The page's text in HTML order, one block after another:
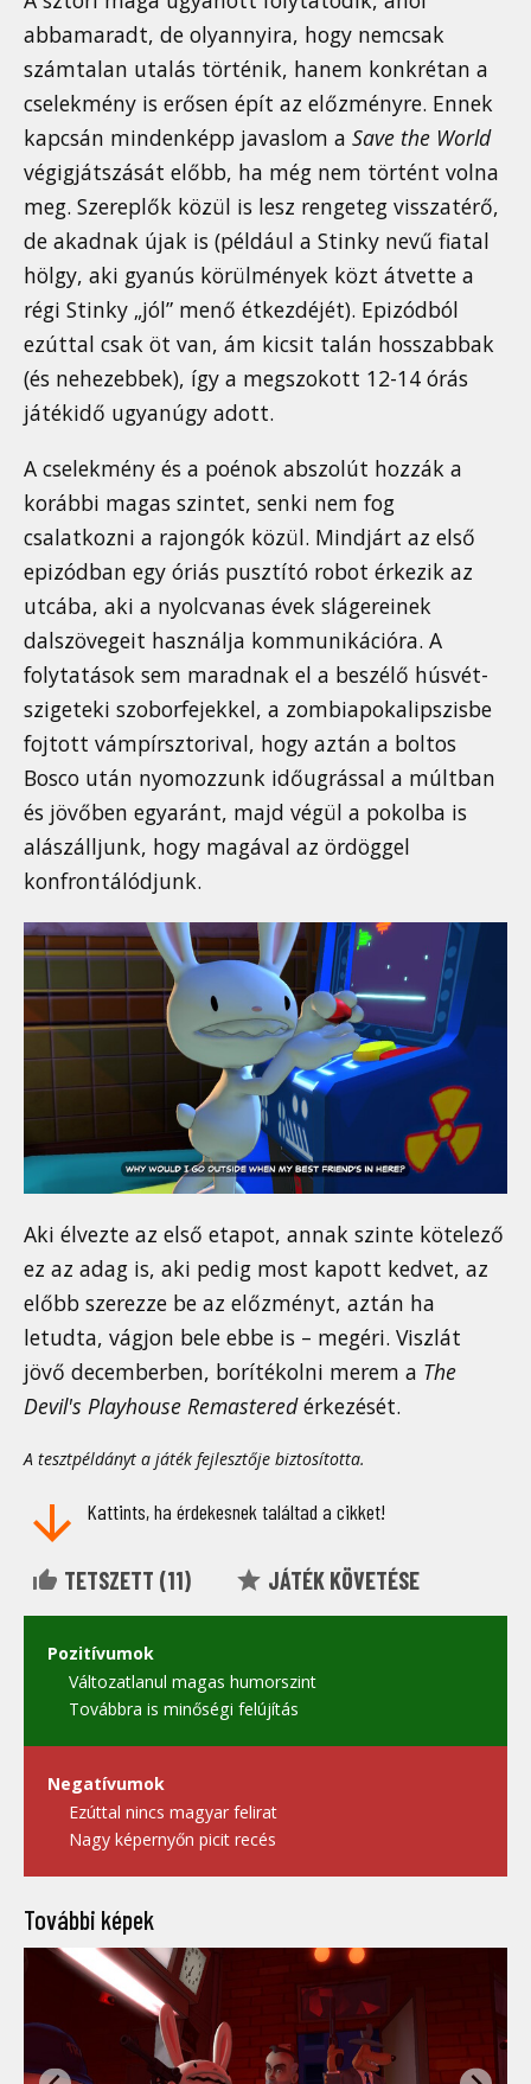
abbamaradt, de olyannyira, hogy nemcsak
számtalan utalás történik, hanem konkrétan a
cselekmény is erősen épít az előzményre. Ennek
kapcsán mindenképp javaslom a Save the World
végigjátszását előbb, ha még nem történt volna
meg. Szereplők közül is lesz rengeteg visszatérő,
de akadnak újak is (például a Stinky nevű fiatal
hölgy, aki gyanús körülmények közt átvette a
régi Stinky „jól” menő étkezdéjét). Epizódból
ezúttal csak öt van, ám kicsit talán hosszabbak
(és nehezebbek), így a megszokott 12-14 órás
játékidő ugyanúgy adott.
A cselekmény és a poénok abszolút hozzák a
korábbi magas szintet, senki nem fog
csalatkozni a rajongók közül. Mindjárt az első
epizódban egy óriás pusztító robot érkezik az
utcába, aki a nyolcvanas évek slágereinek
dalszövegeit használja kommunikációra. A
folytatások sem maradnak el a beszélő húsvét-
szigeteki szoborfejekkel, a zombiapokalipszisbe
fojtott vámpírsztorival, hogy aztán a boltos
Bosco után nyomozzunk időugrással a múltban
és jövőben egyaránt, majd végül a pokolba is
alászálljunk, hogy magával az ördöggel
konfrontálódjunk.
Aki élvezte az első etapot, annak szinte kötelező
ez az adag is, aki pedig most kapott kedvet, az
előbb szerezze be az előzményt, aztán ha
letudta, vágjon bele ebbe is – megéri. Viszlát
jövő decemberben, borítékolni merem a The
Devil's Playhouse Remasteredérkezését.
A tesztpéldányt a játék fejlesztője biztosította.
Kattints, ha érdekesnek találtad a cikket!
TETSZETT (11) JÁTÉK KÖVETÉSE
Pozitívumok
Változatlanul magas humorszint
Továbbra is minőségi felújítás
Negatívumok
Ezúttal nincs magyar felirat
Nagy képernyőn picit recés
További képek